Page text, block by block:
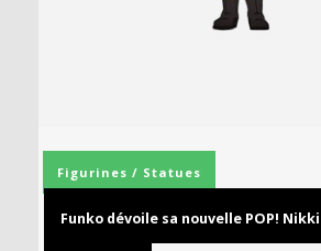
Figurines / Statues
Funko dévoile sa nouvelle POP!